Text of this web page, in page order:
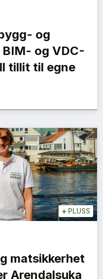
og
og VDC-
tillit til egne
+ PLUSS
matsikkerhet
Arendalsuka